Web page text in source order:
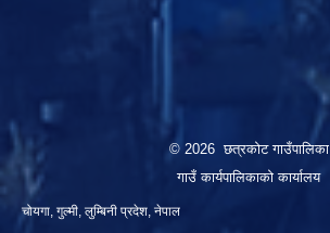
© 2026 छत्रकोट गाउँपालिका
गाउँ कार्यपालिकाको कार्यालय
चोयगा, गुल्मी, लुम्बिनी प्रदेश, नेपाल